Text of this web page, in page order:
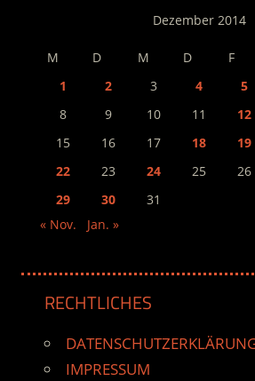
Dezember 2014
M D M D F
1
2 3 4 5
8
9 10 11 12
15
16 17 18 19
22
23 24 25 26
29
30
31
« Nov.
Jan. »
RECHTLICHES
IMPRESSUM